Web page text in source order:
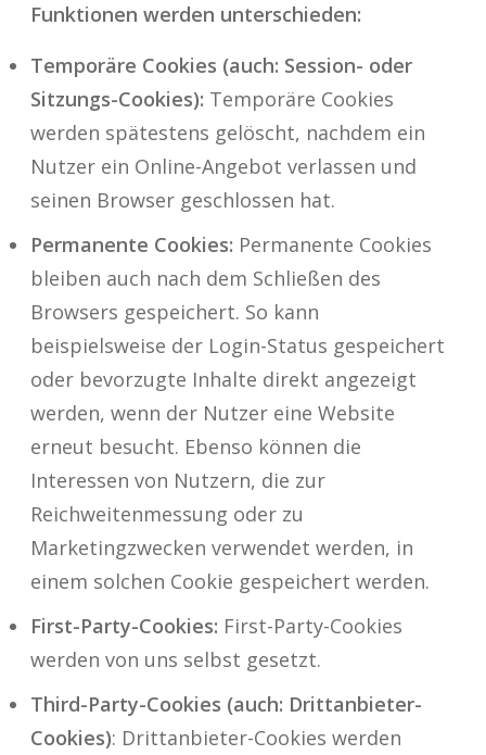
Funktionen werden unterschieden:
Temporäre Cookies (auch: Session- oder
Sitzungs-Cookies): Temporäre Cookies
werden spätestens gelöscht, nachdem ein
Nutzer ein Online-Angebot verlassen und
seinen Browser geschlossen hat.
Permanente Cookies: Permanente Cookies
bleiben auch nach dem Schließen des
Browsers gespeichert. So kann
beispielsweise der Login-Status gespeichert
oder bevorzugte Inhalte direkt angezeigt
werden, wenn der Nutzer eine Website
erneut besucht. Ebenso können die
Interessen von Nutzern, die zur
Reichweitenmessung oder zu
Marketingzwecken verwendet werden, in
einem solchen Cookie gespeichert werden.
First-Party-Cookies: First-Party-Cookies
werden von uns selbst gesetzt.
Third-Party-Cookies (auch: Drittanbieter-
Cookies): Drittanbieter-Cookies werden